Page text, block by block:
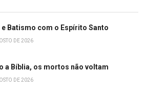
e Batismo com o Espírito Santo
DE 2026
a Bíblia, os mortos não voltam
DE 2026